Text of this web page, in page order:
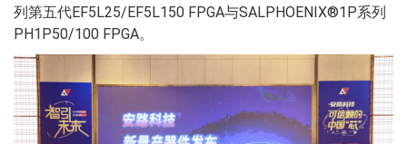
列第五代EF5L25/EF5L150 FPGA与SALPHOENIX®1P系列
PH1P50/100 FPGA。